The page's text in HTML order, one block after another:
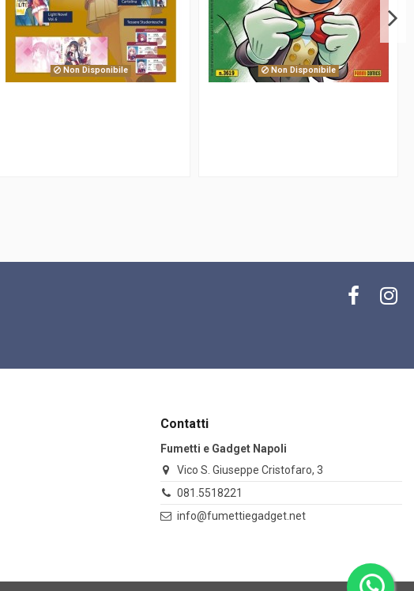
Non Disponibile Non Disponibile
Contatti
Fumetti e Gadget Napoli
Vico S. Giuseppe Cristofaro, 3
081.5518221
info@fumettiegadget.net